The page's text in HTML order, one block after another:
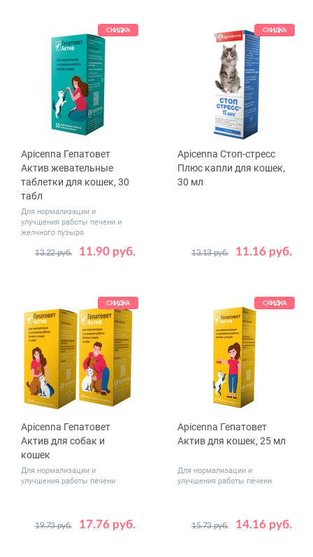
СКИДКА
Apicenna Гепатовет
Актив жевательные
таблетки для кошек, 30
табл
Для нормализации и
улучшения работы печени и
желчного пузыря
11.90 руб.
13.22 руб.
СКИДКА
Apicenna Стоп-стресс
Плюс капли для кошек,
30 мл
11.16 руб.
13.13 руб.
СКИДКА
Apicenna Гепатовет
Актив для собак и
кошек
Для нормализации и
улучшения работы печени
17.76 руб.
19.73 руб.
Объем,
50 100
СКИДКА
Apicenna Гепатовет
Актив для кошек, 25 мл
Для нормализации и
улучшения работы печени
14.16 руб.
15.73 руб.